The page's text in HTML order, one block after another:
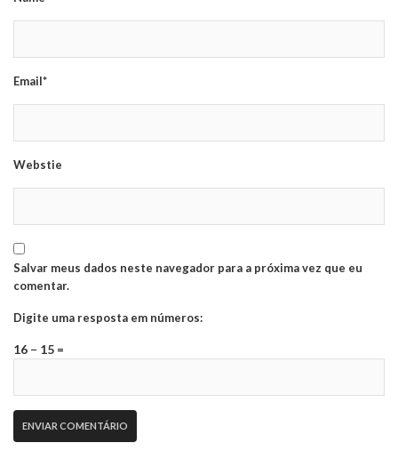
Email*
Webstie
Salvar meus dados neste navegador para a próxima vez que eu
comentar.
Digite uma resposta em números:
16 − 15 =